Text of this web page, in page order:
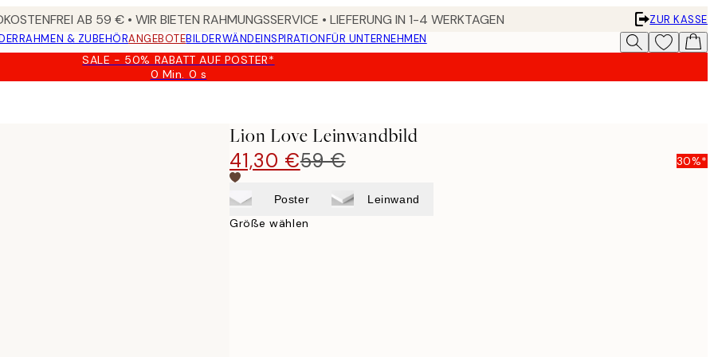
AB 59 € • WIR BIETEN RAHMUNGSSERVICE • LIEFERUNG IN 1-4 WERKTAGEN
ZUR KASSE
RAHMEN & ZUBEHÖRANGEBOTEBILDERWÄNDEINSPIRATIONFÜR UNTERNEHMEN
SALE - 50% RABATT AUF POSTER*
0 Min. 0 s
Gültig
Lion Love Leinwandbild
41,30 €59 € 30%*
Poster Leinwand
Größe wählen